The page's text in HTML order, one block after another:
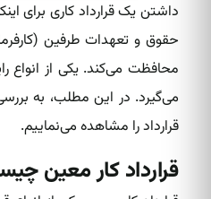
داشتن یک قرارداد کاری برای
حقوق و تعهدات طرفین
محافظت می‌کند. یکی از انواع
می‌گیرد. در این مطلب، به
قرارداد‌ را مشاهده می‌نماییم.
قرارداد کار معین